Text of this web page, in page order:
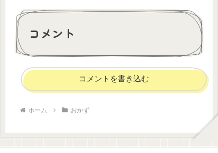
コメント
コメントを書き込む
ホーム おかず